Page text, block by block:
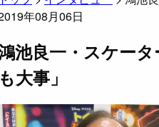
年08月06日
池良一・スケー
も大事」